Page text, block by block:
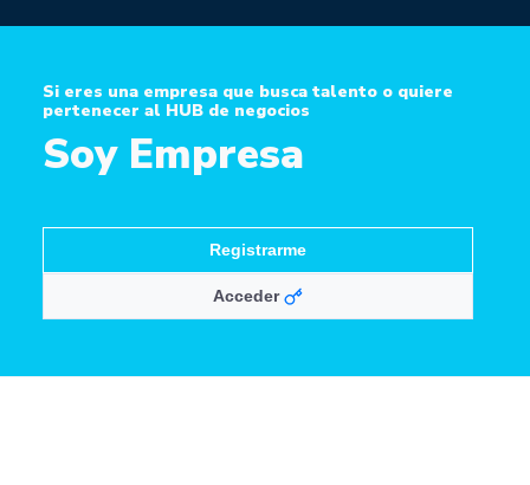
Si eres una empresa que busca talento o quiere
pertenecer al HUB de negocios
Soy Empresa
Registrarme
Acceder